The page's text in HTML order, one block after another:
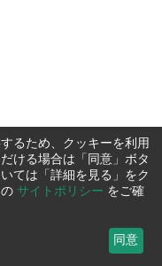
るため、クッキーを利用
ける場合は「同意」ボタ
ては「詳細を見る」をク
サイトポリシー をご確
同意